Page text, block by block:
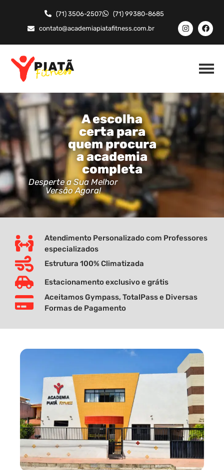
(71) 3506-2507
(71) 99380-8685
contato@academiapiatafitness.com.br
A escolha
certa para
quem procura
a academia
completa
Desperte a Sua Melhor
Versão Agora!
Atendimento Personalizado com Professores
especializados
Estrutura 100% Climatizada
Estacionamento exclusivo e grátis
Aceitamos Gympass, TotalPass e Diversas
Formas de Pagamento